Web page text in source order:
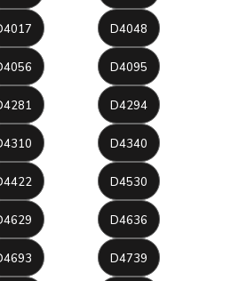
D4048
D4095
D4294
D4340
D4530
D4636
D4739